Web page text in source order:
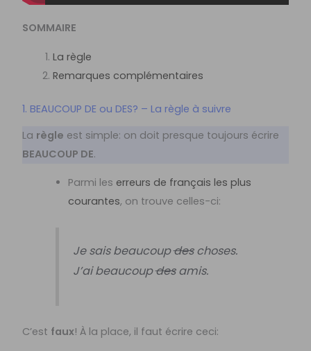
SOMMAIRE
La règle
Remarques complémentaires
1. BEAUCOUP DE ou DES? – La règle à suivre
La règle est simple: on doit presque toujours écrire
BEAUCOUP DE.
Parmi les erreurs de français les plus
courantes, on trouve celles-ci:
Je sais beaucoupdeschoses.
J’ai beaucoupdesamis.
C’est faux! À la place, il faut écrire ceci: